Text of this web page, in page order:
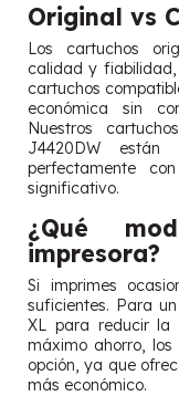
Original vs
Los cartuchos
calidad y fiabilidad,
cartuchos
económica sin
Nuestros
J4420DW están
perfectamente
significativo.
¿Qué
impresora?
Si imprimes
suficientes. Para
XL para reducir la
máximo ahorro,
opción, ya que
más económico.